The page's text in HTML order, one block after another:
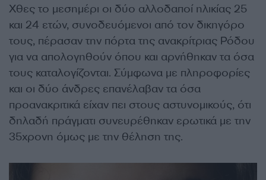
Χθες το μεσημέρι οι δύο αλλοδαποί ηλικίας 25
και 24 ετών, συνοδευόμενοι από τον δικηγόρο
τους, πέρασαν την πόρτα της ανακρίτριας Ρόδου
για να απολογηθούν όπου και αρνήθηκαν τα όσα
τους καταλογίζονται. Σύμφωνα με πληροφορίες
και οι δύο άνδρες επανέλαβαν τα όσα
προανακριτικά είχαν πει στους αστυνομικούς, ότι
δηλαδή πράγματι συνευρέθηκαν ερωτικά με την
35χρονη όμως με την θέληση της.